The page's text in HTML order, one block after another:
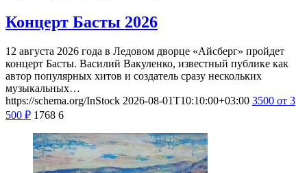
Концерт Басты 2026
12 августа 2026 года в Ледовом дворце «Айсберг» пройдет
концерт Басты. Василий Вакуленко, известный публике как
автор популярных хитов и создатель сразу нескольких
музыкальных…
https://schema.org/InStock 2026-08-01T10:10:00+03:00 3500 от 3
500 ₽ 1768 6